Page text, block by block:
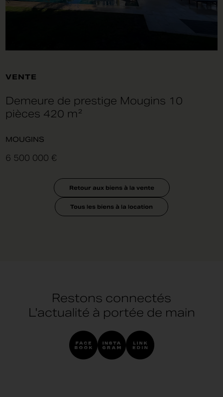
VENTE
Demeure de prestige Mougins 10
pièces 420 m²
MOUGINS
6 500 000 €
Retour aux biens à la vente
Tous les biens à la location
Restons connectés
L'actualité à portée de main